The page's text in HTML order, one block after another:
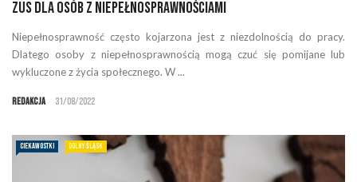
ZUS dla osób z niepełnosprawnościami
Niepełnosprawność często kojarzona jest z niezdolnością do pracy.
Dlatego osoby z niepełnosprawnością mogą czuć się pomijane lub
wykluczone z życia społecznego. W ...
Redakcja 31/08/2022
CIEKAWOSTKI DOLNY ŚLĄSK